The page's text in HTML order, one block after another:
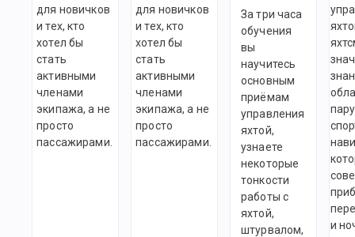
для новичков
и тех, кто
хотел бы
стать
активными
членами
экипажа, а не
просто
пассажирами.
для новичков
и тех, кто
хотел бы
стать
активными
членами
экипажа, а не
просто
пассажирами.
За три часа
обучения
вы
научитесь
основным
приёмам
управления
яхтой,
узнаете
некоторые
тонкости
работы с
яхтой,
штурвалом,
и